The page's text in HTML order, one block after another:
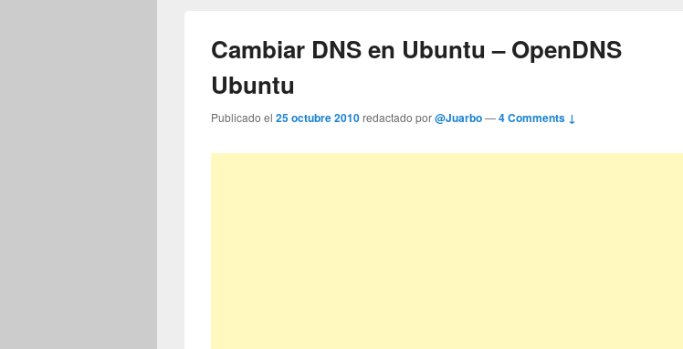
Cambiar DNS en Ubuntu – OpenDNS
Ubuntu
Publicado el25 octubre 2010redactado por@Juarbo—4 Comments ↓